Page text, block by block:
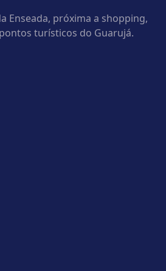
Enseada, próxima a shopping,
turísticos do Guarujá.